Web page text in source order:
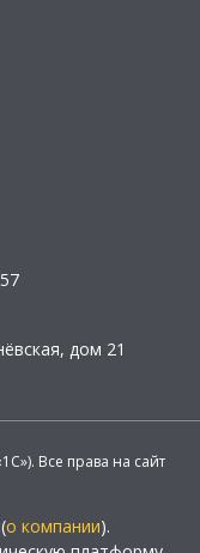
дом 21
Все права на сайт
о компании).